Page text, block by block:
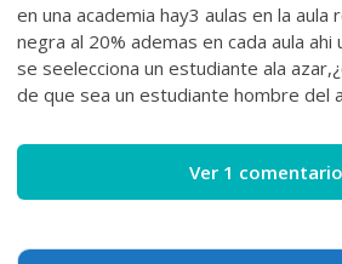
en una academia hay3 aulas en la aula
negra al 20% ademas en cada aula
se seelecciona un estudiante ala
de que sea un estudiante hombre del
Ver 1